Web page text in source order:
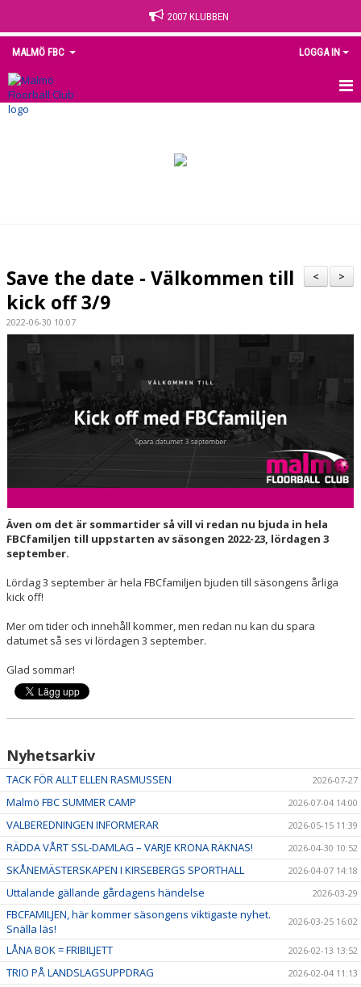
2007 KLUBBEN
MALMÖ FBC LOGGA IN
HEM
MEDLEM
MATCHER
>
<
Save the date - Välkommen till
kick off 3/9
2022-06-30 10:07
Även om det är sommartider så vill vi redan nu bjuda in hela
FBCfamiljen till uppstarten av säsongen 2022-23, lördagen 3
september.
Lördag 3 september är hela FBCfamiljen bjuden till säsongens årliga
kick off!
Mer om tider och innehåll kommer, men redan nu kan du spara
datumet så ses vi lördagen 3 september.
Glad sommar!
Nyhetsarkiv
TACK FÖR ALLT ELLEN RASMUSSEN 2026-07-27
Malmö FBC SUMMER CAMP 2026-07-04 14:00
VALBEREDNINGEN INFORMERAR 2026-05-15 11:39
RÄDDA VÅRT SSL-DAMLAG – VARJE KRONA RÄKNAS! 2026-04-30 10:52
SKÅNEMÄSTERSKAPEN I KIRSEBERGS SPORTHALL 2026-04-07 14:18
Uttalande gällande gårdagens händelse 2026-03-29
FBCFAMILJEN, här kommer säsongens viktigaste nyhet.
Snälla läs!
2026-03-25 16:02
LÅNA BOK = FRIBILJETT 2026-02-13 13:52
TRIO PÅ LANDSLAGSUPPDRAG 2026-02-04 11:13